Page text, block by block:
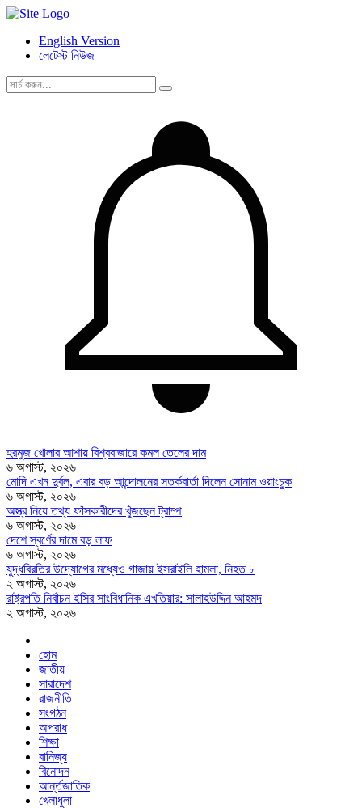
English Version
লেটেস্ট নিউজ
হরমুজ খোলার আশায় বিশ্ববাজারে কমল তেলের দাম
৬ অগাস্ট, ২০২৬
মোদি এখন দুর্বল, এবার বড় আন্দোলনের সতর্কবার্তা দিলেন সোনাম ওয়াংচুক
৬ অগাস্ট, ২০২৬
অস্ত্র নিয়ে তথ্য ফাঁসকারীদের খুঁজছেন ট্রাম্প
৬ অগাস্ট, ২০২৬
দেশে স্বর্ণের দামে বড় লাফ
৬ অগাস্ট, ২০২৬
যুদ্ধবিরতির উদ্যোগের মধ্যেও গাজায় ইসরাইলি হামলা, নিহত ৮
২ অগাস্ট, ২০২৬
রাষ্ট্রপতি নির্বাচন ইসির সাংবিধানিক এখতিয়ার: সালাহউদ্দিন আহমদ
২ অগাস্ট, ২০২৬
হোম
জাতীয়
সারাদেশ
রাজনীতি
সংগঠন
অপরাধ
শিক্ষা
বানিজ্য
বিনোদন
আর্ন্তজাতিক
খেলাধুলা